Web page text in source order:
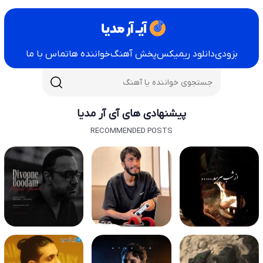
بزودیدانلود ریمیکسپخش آهنگخواننده هاتماس با ما
پیشنهادی های آی آر مدیا
RECOMMENDED POSTS